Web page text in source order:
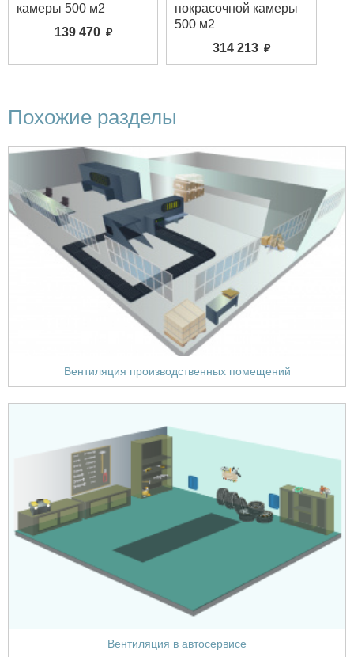
камеры 500 м2
139 470
покрасочной камеры
500 м2
314 213
Похожие разделы
Вентиляция производственных помещений
Вентиляция в автосервисе